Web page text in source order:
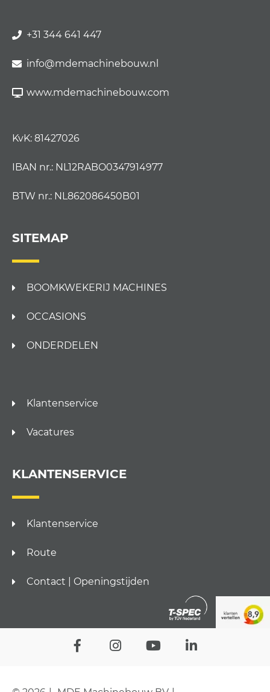
+31 344 641 447
info@mdemachinebouw.nl
www.mdemachinebouw.com
KvK: 81427026
IBAN nr.: NL12RABO0347914977
BTW nr.: NL862086450B01
SITEMAP
BOOMKWEKERIJ MACHINES
OCCASIONS
ONDERDELEN
Klantenservice
Vacatures
KLANTENSERVICE
Klantenservice
Route
Contact | Openingstijden